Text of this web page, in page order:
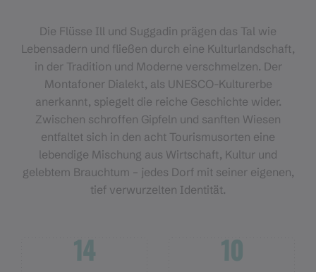
Die Flüsse Ill und Suggadin prägen das Tal wie
Lebensadern und fließen durch eine Kulturlandschaft,
in der Tradition und Moderne verschmelzen. Der
Montafoner Dialekt, als UNESCO-Kulturerbe
anerkannt, spiegelt die reiche Geschichte wider.
Zwischen schroffen Gipfeln und sanften Wiesen
entfaltet sich in den acht Tourismusorten eine
lebendige Mischung aus Wirtschaft, Kultur und
gelebtem Brauchtum – jedes Dorf mit seiner eigenen,
tief verwurzelten Identität.
14 10